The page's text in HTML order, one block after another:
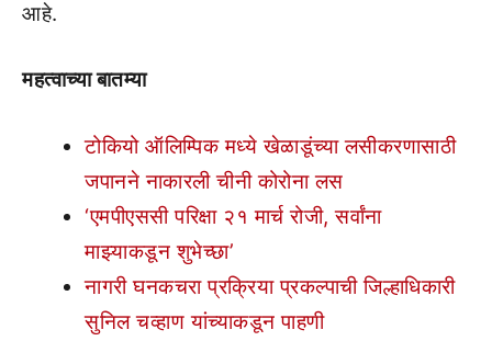
आहे.
महत्वाच्या बातम्या
टोकियो ऑलिम्पिक मध्ये खेळाडूंच्या लसीकरणासाठी
जपानने नाकारली चीनी कोरोना लस
‘एमपीएससी परिक्षा २१ मार्च रोजी, सर्वांना
माझ्याकडून शुभेच्छा’
नागरी घनकचरा प्रक्रिया प्रकल्पाची जिल्हाधिकारी
सुनिल चव्हाण यांच्याकडून पाहणी